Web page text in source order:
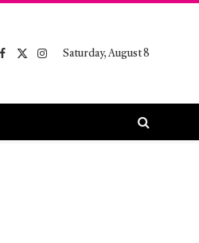
Facebook
X
Instagram
Saturday, August 8